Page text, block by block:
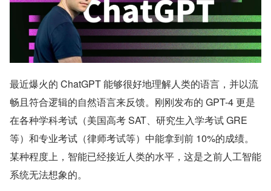
最近爆火的 ChatGPT 能够很好地理解人类的语言，并以流
畅且符合逻辑的自然语言来反馈。刚刚发布的 GPT-4 更是
在各种学科考试（美国高考 SAT、研究生入学考试 GRE
等）和专业考试（律师考试等）中能拿到前 10%的成绩。
某种程度上，智能已经接近人类的水平，这是之前人工智能
系统无法想象的。